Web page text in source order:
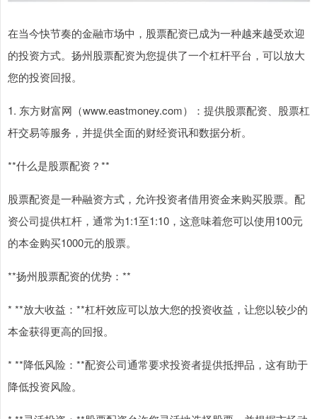
在当今快节奏的金融市场中，股票配资已成为一种越来越受欢迎
的投资方式。扬州股票配资为您提供了一个杠杆平台，可以放大
您的投资回报。
1. 东方财富网（www.eastmoney.com）：提供股票配资、股票杠
杆交易等服务，并提供全面的财经资讯和数据分析。
**什么是股票配资？**
股票配资是一种融资方式，允许投资者借用资金来购买股票。配
资公司提供杠杆，通常为1:1至1:10，这意味着您可以使用100元
的本金购买1000元的股票。
**扬州股票配资的优势：**
* **放大收益：**杠杆效应可以放大您的投资收益，让您以较少的
本金获得更高的回报。
* **降低风险：**配资公司通常要求投资者提供抵押品，这有助于
降低投资风险。